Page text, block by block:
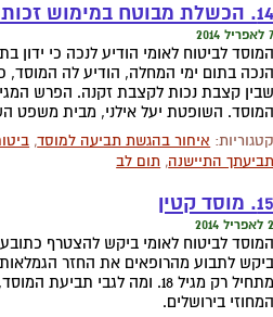
14. הכשלת מבוטח במימוש זכותו
7 לאפריל 2014
המוסד לביטוח לאומי הודיע לנכה כי
הנכה בתום ימי המחלה, הודיע לה
שבין קצבת נכות לקצבת זקנה. הפרש
המוסד. השופטת יעל אילני, מבית משפט
קטגוריות: איחור בהגשת תביעה למוסד,
תביעתך התיישנה, תום לב
15. מוסד קטין
2 לאפריל 2014
המוסד לביטוח לאומי ביקש להצטרף
ביקש לתבוע מהרופאים את החזר
מתחיל רק מגיל 18. ומה
המחוזי בירושלים.